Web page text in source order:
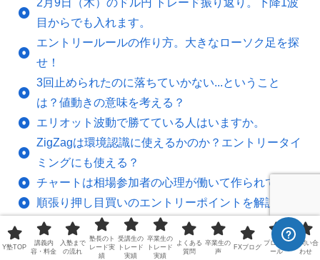
目からでも入れます。
エントリールールの作り方。大きなローソク足を探
せ！
3回止められたのに落ちていかない...ということ
は？値動きの意味を考える？
エリオット波動で勝てている人はいますか。
ZigZagは環境認識に使えるかのか？エントリータイ
ミングにも使える？
チャートは相場参加者の心理が働いて作られている
順張り押し目買いのエントリーポイントを解説
ローソク足のひげはカウントするのか。ひげは反転
サインなのか。
Y塾TOP
講義内
容・料金
入塾まで
の流れ
塾長のト
レード実
績
受講生の
トレード
実績
卒業生の
トレード
実績
よくある
質問
卒業生の
声
FXブログ
プロフィ
ール
お問い合
わせ